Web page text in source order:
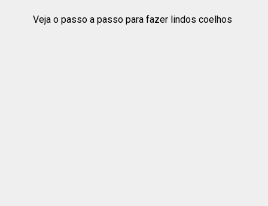
Veja o passo a passo para fazer lindos coelhos